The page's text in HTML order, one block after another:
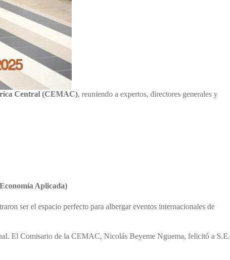
Central (CEMAC), reuniendo a expertos, directores generales y
Aplicada)
ser el espacio perfecto para albergar eventos internacionales de
El Comisario de la CEMAC, Nicolás Beyeme Nguema, felicitó a S.E.